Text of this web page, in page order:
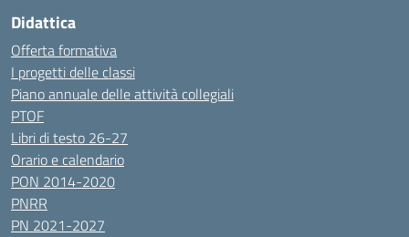
Didattica
Offerta formativa
I progetti delle classi
Piano annuale delle attività collegiali
PTOF
Libri di testo 26-27
Orario e calendario
PON 2014-2020
PNRR
PN 2021-2027